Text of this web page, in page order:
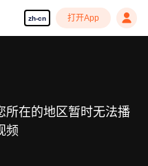
zh-cn 打开App
所在的地区暂时无法播
频